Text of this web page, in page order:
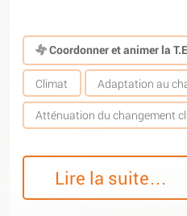
Coordonner et animer la
Climat Adaptation au
Atténuation du changement
Lire la suite…